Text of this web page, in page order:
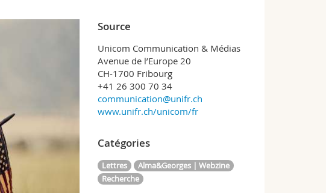
Source
Unicom Communication & Médias
Avenue de l’Europe 20
CH-1700 Fribourg
+41 26 300 70 34
communication@unifr.ch
www.unifr.ch/unicom/fr
Catégories
Lettres
Alma&Georges | Webzine
Recherche